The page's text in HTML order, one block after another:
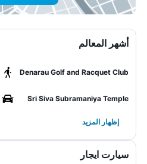
أشهر المعالم
Denarau Golf and Racquet Club
Sri Siva Subramaniya Temple
إظهار المزيد
سيارت ايجار